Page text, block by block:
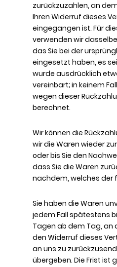
zurückzuzahlen, an
Ihren Widerruf dieses
eingegangen ist. Für
verwenden wir
das Sie bei der
eingesetzt haben, es
wurde ausdrücklich
vereinbart; in keinem
wegen dieser
berechnet.
Wir können die
wir die Waren wieder
oder bis Sie den
dass Sie die Waren
nachdem, welches der
Sie haben die Waren
jedem Fall spätestens
Tagen ab dem Tag, an
den Widerruf dieses
an uns zu
übergeben. Die Frist ist